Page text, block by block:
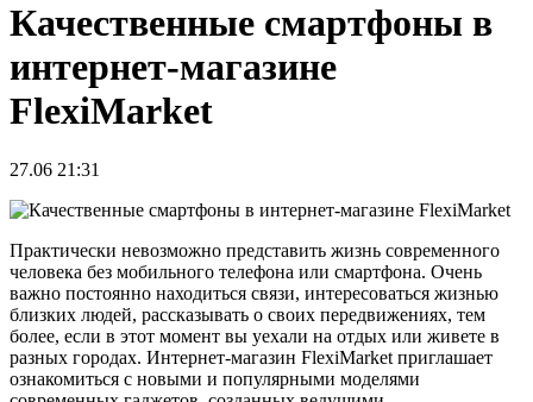
Качественные смартфоны в
интернет-магазине
FlexiMarket
27.06 21:31
Практически невозможно представить жизнь современного
человека без мобильного телефона или смартфона. Очень
важно постоянно находиться связи, интересоваться жизнью
близких людей, рассказывать о своих передвижениях, тем
более, если в этот момент вы уехали на отдых или живете в
разных городах. Интернет-магазин FlexiMarket приглашает
ознакомиться с новыми и популярными моделями